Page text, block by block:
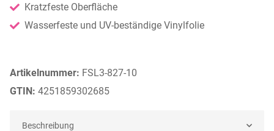
Artikelnummer: FSL3-827-10
GTIN: 4251859302685
Kratzfeste Oberfläche
Wasserfeste und UV-beständige Vinylfolie
Beschreibung